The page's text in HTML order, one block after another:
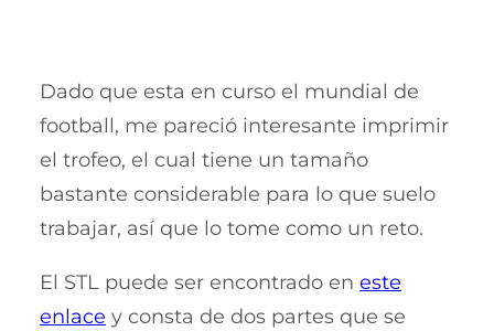
Dado que esta en curso el mundial de
football, me pareció interesante imprimir
el trofeo, el cual tiene un tamaño
bastante considerable para lo que suelo
trabajar, así que lo tome como un reto.
El STL puede ser encontrado en este
enlace y consta de dos partes que se